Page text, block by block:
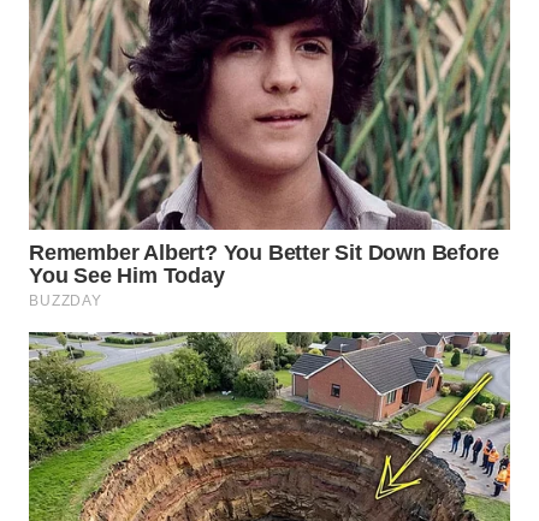
SIDIKALANG
NEWS
SIBARAGAS
NEWS
METRO
SIANTAR
NEWS
METRO
MEDAN
NEWS
METRO
JAKARTA
NEWS